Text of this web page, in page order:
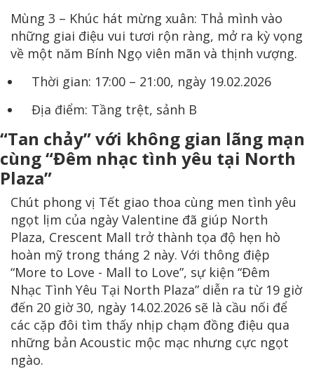
Mùng 3 – Khúc hát mừng xuân: Thả mình vào
những giai điệu vui tươi rộn ràng, mở ra kỳ vọng
về một năm Bính Ngọ viên mãn và thịnh vượng.
Thời gian: 17:00 – 21:00, ngày 19.02.2026
Địa điểm: Tầng trệt, sảnh B
“Tan chảy” với không gian lãng mạn
cùng “Đêm nhạc tình yêu tại North
Plaza”
Chút phong vị Tết giao thoa cùng men tình yêu
ngọt lịm của ngày Valentine đã giúp North
Plaza, Crescent Mall trở thành tọa độ hẹn hò
hoàn mỹ trong tháng 2 này. Với thông điệp
“More to Love - Mall to Love”, sự kiện “Đêm
Nhạc Tình Yêu Tại North Plaza” diễn ra từ 19 giờ
đến 20 giờ 30, ngày 14.02.2026 sẽ là cầu nối để
các cặp đôi tìm thấy nhịp chạm đồng điệu qua
những bản Acoustic mộc mạc nhưng cực ngọt
ngào.